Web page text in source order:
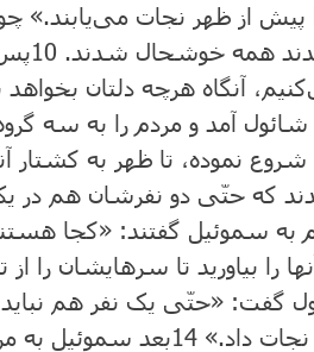
پیش از ظهر نجات می‌یابند.»
همه خوشحال شدند. 10پس
آنگاه هرچه دلتان بخواهد
شائول آمد و مردم را به سه
شروع نموده، تا ظهر به
که حتّی دو نفرشان هم در
به سموئیل گفتند: «‌کجا
را بیاورید تا سرهایشان را
گفت: «حتّی یک نفر هم نباید
نجات داد.» 14بعد سموئیل به